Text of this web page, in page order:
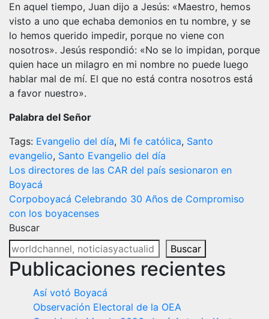
En aquel tiempo, Juan dijo a Jesús: «Maestro, hemos
visto a uno que echaba demonios en tu nombre, y se
lo hemos querido impedir, porque no viene con
nosotros». Jesús respondió: «No se lo impidan, porque
quien hace un milagro en mi nombre no puede luego
hablar mal de mí. El que no está contra nosotros está
a favor nuestro».
Palabra del Señor
Tags: Evangelio del día, Mi fe católica, Santo
evangelio, Santo Evangelio del día
Navegación
de
entradas
Los directores de las CAR del país sesionaron en
Boyacá
Corpoboyacá Celebrando 30 Años de Compromiso
con los boyacenses
Buscar
Buscar
Publicaciones recientes
Así votó Boyacá
Observación Electoral de la OEA